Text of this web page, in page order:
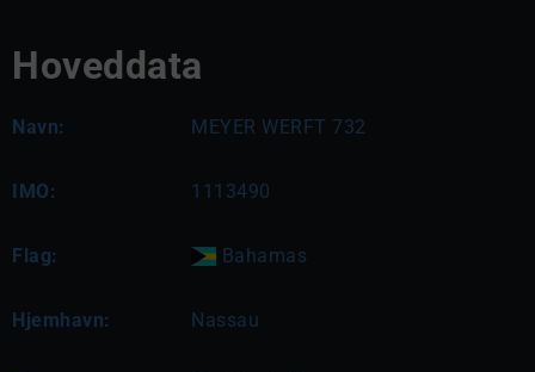
Hoveddata
Navn: MEYER WERFT 732
IMO: 1113490
Flag: Bahamas
Hjemhavn: Nassau